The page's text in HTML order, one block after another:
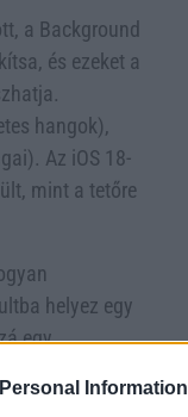
Information
a Background
és ezeket a
hangok),
Az iOS 18-
mint a tetőre
helyez egy
egy
a Hallás
Alternatív